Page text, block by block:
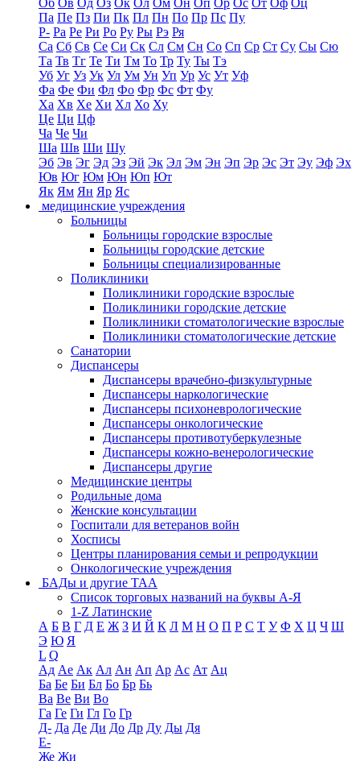
Об Ов Од Оз Ок Ол Ом Он Оп Ор Ос От Оф Оц
Па Пе Пз Пи Пк Пл Пн По Пр Пс Пу
Р- Ра Ре Ри Ро Ру Ры Рэ Ря
Са Сб Св Се Си Ск Сл См Сн Со Сп Ср Ст Су Сы Сю
Та Тв Тг Те Ти Тм То Тр Ту Ты Тэ
Уб Уг Уз Ук Ул Ум Ун Уп Ур Ус Ут Уф
Фа Фе Фи Фл Фо Фр Фс Фт Фу
Ха Хв Хе Хи Хл Хо Ху
Це Ци Цф
Ча Че Чи
Ша Шв Ши Шу
Эб Эв Эг Эд Эз Эй Эк Эл Эм Эн Эп Эр Эс Эт Эу Эф Эх
Юв Юг Юм Юн Юп Ют
Як Ям Ян Яр Яс
медицинские учреждения
Больницы
Больницы городские взрослые
Больницы городские детские
Больницы специализированные
Поликлиники
Поликлиники городские взрослые
Поликлиники городские детские
Поликлиники стоматологические взрослые
Поликлиники стоматологические детские
Санатории
Диспансеры
Диспансеры врачебно-физкультурные
Диспансеры наркологические
Диспансеры психоневрологические
Диспансеры онкологические
Диспансеры противотуберкулезные
Диспансеры кожно-венерологические
Диспансеры другие
Медицинские центры
Родильные дома
Женские консультации
Госпитали для ветеранов войн
Хосписы
Центры планирования семьи и репродукции
Онкологические учреждения
БАДы и другие ТАА
Список торговых названий на буквы А-Я
1-Z Латинские
А Б В Г Д Е Ж З И Й К Л М Н О П Р С Т У Ф Х Ц Ч Ш
Э Ю Я
L Q
Ад Ае Ак Ал Ан Ап Ар Ас Ат Ац
Ба Бе Би Бл Бо Бр Бь
Ва Ве Ви Во
Га Ге Ги Гл Го Гр
Д- Да Де Ди До Др Ду Ды Дя
Е-
Же Жи